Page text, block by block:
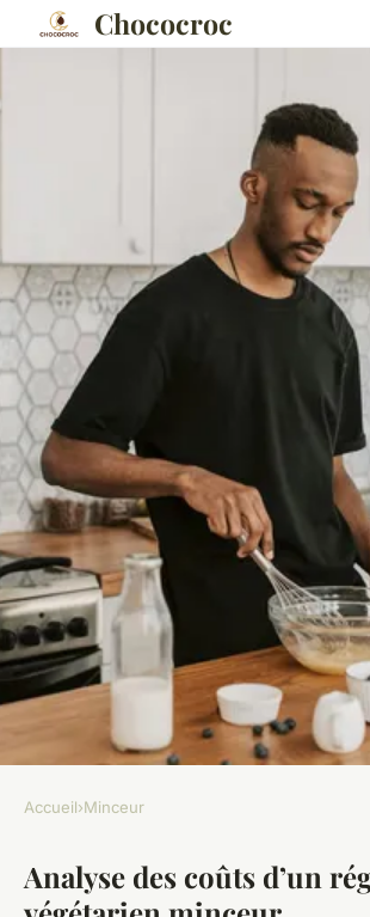
Chococroc
Le coût d'un régime
Accueil›Minceur
Analyse des coûts d’un